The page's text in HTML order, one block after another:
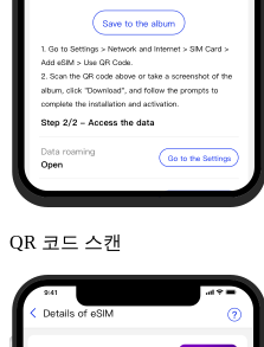
QR 코드 스캔